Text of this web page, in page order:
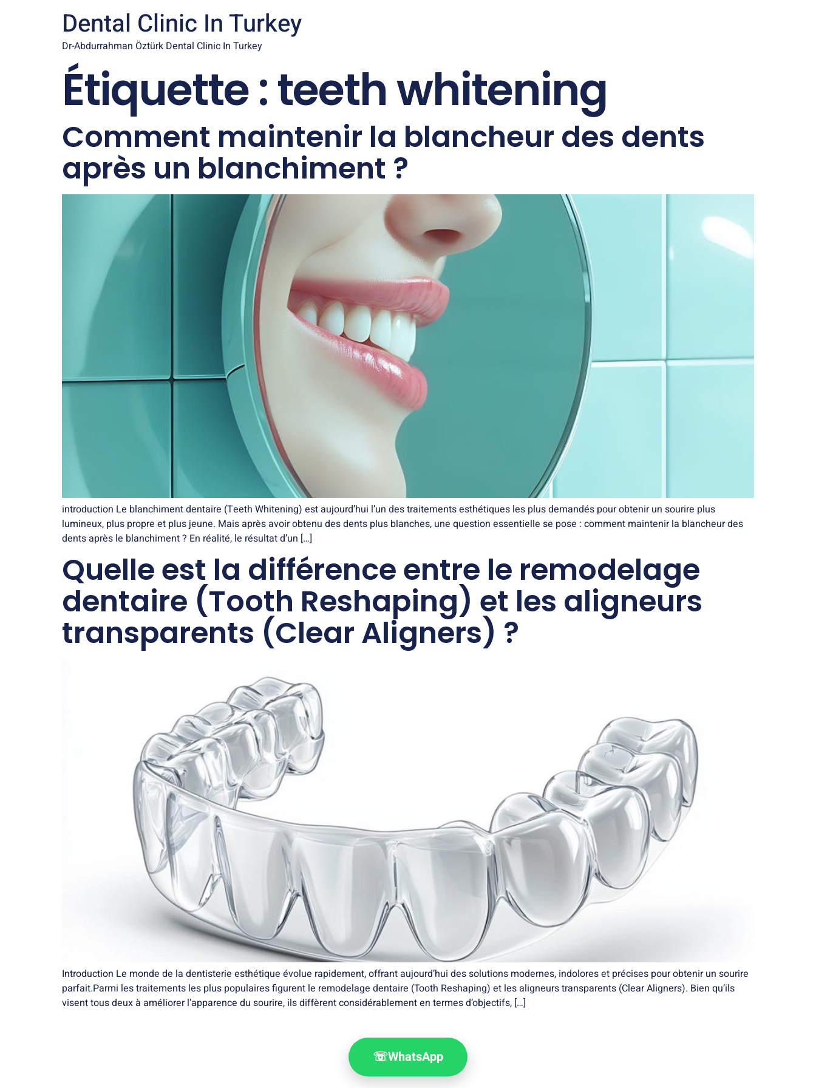
Dental Clinic In Turkey
Dr-Abdurrahman Öztürk Dental Clinic In Turkey
Étiquette :teeth whitening
Comment maintenir la blancheur des dents
après un blanchiment ?
introduction Le blanchiment dentaire (Teeth Whitening) est aujourd’hui l’un des traitements esthétiques les plus demandés pour obtenir un sourire plus
lumineux, plus propre et plus jeune. Mais après avoir obtenu des dents plus blanches, une question essentielle se pose : comment maintenir la blancheur des
dents après le blanchiment ? En réalité, le résultat d’un […]
Quelle est la différence entre le remodelage
dentaire (Tooth Reshaping) et les aligneurs
transparents (Clear Aligners) ?
Introduction Le monde de la dentisterie esthétique évolue rapidement, offrant aujourd’hui des solutions modernes, indolores et précises pour obtenir un sourire
parfait.Parmi les traitements les plus populaires figurent le remodelage dentaire (Tooth Reshaping) et les aligneurs transparents (Clear Aligners). Bien qu’ils
visent tous deux à améliorer l’apparence du sourire, ils diffèrent considérablement en termes d’objectifs, […]
☏WhatsApp